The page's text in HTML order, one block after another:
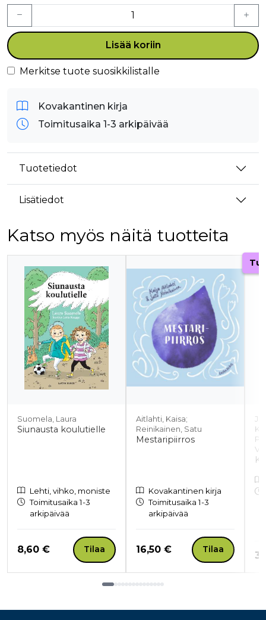
Lisää koriin
Merkitse tuote suosikkilistalle
Kovakantinen kirja
Toimitusaika 1-3 arkipäivää
Tuotetiedot
Lisätiedot
Katso myös näitä tuotteita
Tuoteluettelon alku
Suomela, Laura
Siunausta koulutielle
Lehti, vihko, moniste
Toimitusaika 1-3
arkipäivää
Hinta nyt
8,60 € Tilaa
Aitlahti, Kaisa;
Reinikainen, Satu
Mestaripiirros
Kovakantinen kirja
Toimitusaika 1-3
arkipäivää
Hinta nyt
16,50 € Tilaa